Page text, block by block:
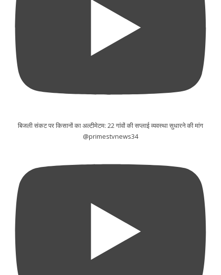
बिजली संकट पर किसानों का अल्टीमेटम: 22 गांवों की सप्लाई व्यवस्था सुधारने की मांग
@primestvnews34